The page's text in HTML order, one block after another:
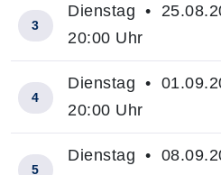
3
Dienstag •
20:00 Uhr
4
Dienstag •
20:00 Uhr
5
Dienstag •